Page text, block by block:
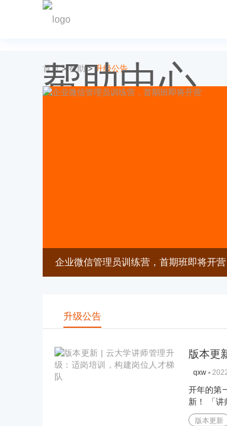
帮助中心
首页>帮助 > 升级公告
企业微信管理员训练营，首期班即将开营
升级公告
版本更
qxw ▪
开年的第
新！ 「讲
版本更新